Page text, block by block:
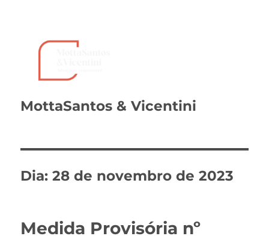
MottaSantos & Vicentini
Dia:28 de novembro de 2023
Medida Provisória nº